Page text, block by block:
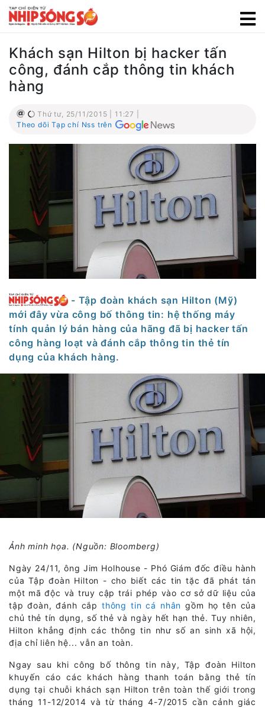
Khách sạn Hilton bị hacker tấn
công, đánh cắp thông tin khách
hàng
Thứ tư, 25/11/2015 | 11:27 |
Theo dõi Tạp chí Nss trên
- Tập đoàn khách sạn Hilton (Mỹ)
mới đây vừa công bố thông tin: hệ thống máy
tính quản lý bán hàng của hãng đã bị hacker tấn
công hàng loạt và đánh cắp thông tin thẻ tín
dụng của khách hàng.
Ảnh minh họa. (Nguồn: Bloomberg)
Ngày 24/11, ông Jim Holhouse - Phó Giám đốc điều hành
của Tập đoàn Hilton - cho biết các tin tặc đã phát tán
một mã độc và truy cập trái phép vào cơ sở dữ liệu của
tập đoàn, đánh cắp thông tin cá nhân gồm họ tên của
chủ thẻ tín dụng, số thẻ và ngày hết hạn thẻ. Tuy nhiên,
Hilton khẳng định các thông tin như số an sinh xã hội,
địa chỉ liên hệ... vẫn an toàn.
Ngay sau khi công bố thông tin này, Tập đoàn Hilton
khuyến cáo các khách hàng thanh toán bằng thẻ tín
dụng tại chuỗi khách sạn Hilton trên toàn thế giới trong
tháng 11-12/2014 và từ tháng 4-7/2015 cần cảnh giác